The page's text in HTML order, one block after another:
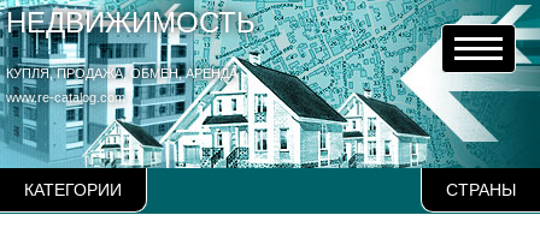
НЕДВИЖИМОСТЬ
КУПЛЯ, ПРОДАЖА, ОБМЕН, АРЕНДА
www.re-catalog.com
КАТЕГОРИИ СТРАНЫ